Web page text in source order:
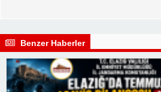
Benzer Haberler